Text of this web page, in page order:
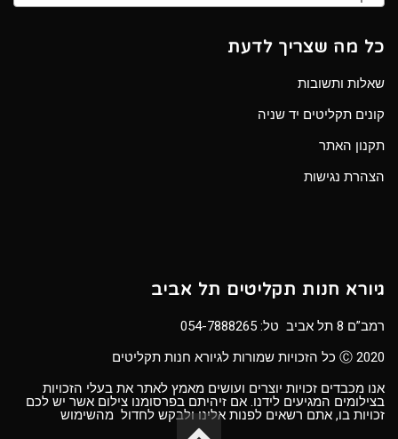
כל מה שצריך לדעת
שאלות ותשובות
קונים תקליטים יד שניה
תקנון האתר
הצהרת נגישות
גיורא חנות תקליטים תל אביב
רמב”ם 8 תל אביב טל:
054-7888265
Ⓒ 2020 כל הזכויות שמורות לגיורא חנות תקליטים
אנו מכבדים זכויות יוצרים ועושים מאמץ לאתר את בעלי הזכויות
בצילומים המגיעים לידנו. אם זיהיתם בפרסומנו צילום אשר יש לכם
זכויות בו, אתם רשאים לפנות אלינו ולבקש לחדול מהשימוש